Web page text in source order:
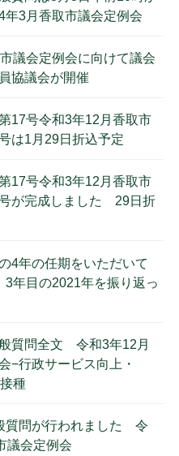
3月香取市議会定例会
議会定例会に向けて議会
協議会が開催
17号令和3年12月香取市
は1月29日折込予定
17号令和3年12月香取市
が完成しました 29日折
4年の任期をいただいて
年目の2021年を振り返っ
質問全文 令和3年12月
−行政サービス向上・
種
質問が行われました 令
議会定例会